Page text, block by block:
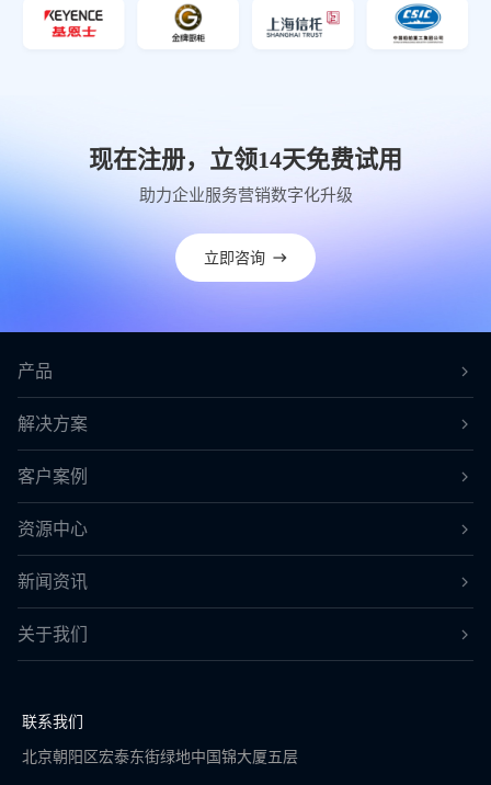
现在注册，立领14天免费试用
助力企业服务营销数字化升级
立即咨询
产品
解决方案
客户案例
资源中心
新闻资讯
关于我们
联系我们
北京朝阳区宏泰东街绿地中国锦大厦五层